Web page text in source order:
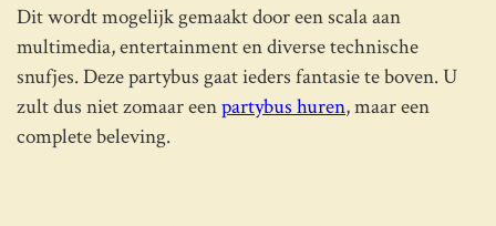
Dit wordt mogelijk gemaakt door een scala aan
multimedia, entertainment en diverse technische
snufjes. Deze partybus gaat ieders fantasie te boven. U
zult dus niet zomaar eenpartybus huren, maar een
complete beleving.